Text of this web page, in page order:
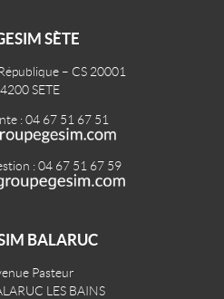
SÈTE
– CS 20001
SETE
: 04 67 51 67 51
: 04 67 51 67 59
BALARUC
Pasteur
LES BAINS